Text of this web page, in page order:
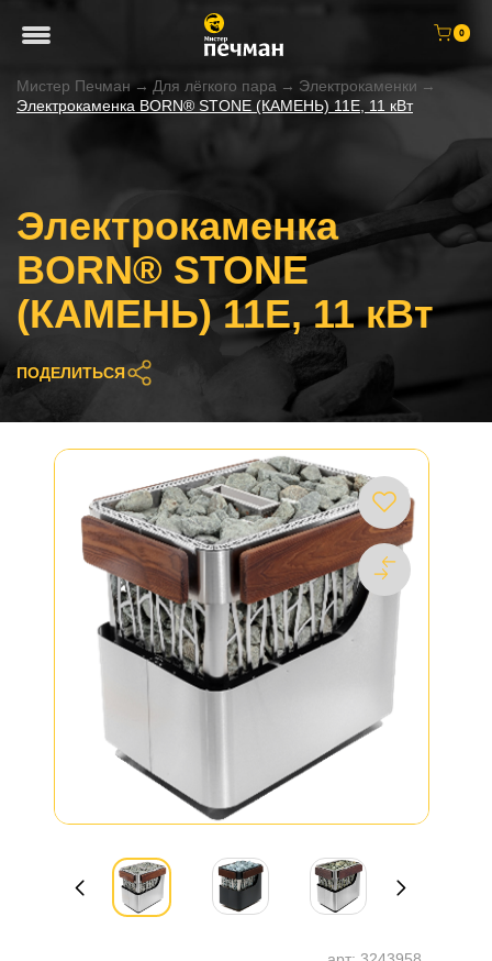
0
Мистер Печман → Для лёгкого пара → Электрокаменки →
Электрокаменка BORN® STONE (КАМЕНЬ) 11E, 11 кВт
Электрокаменка
BORN® STONE
(КАМЕНЬ) 11E, 11 кВт
ПОДЕЛИТЬСЯ